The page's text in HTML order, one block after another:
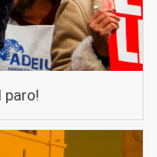
paro!